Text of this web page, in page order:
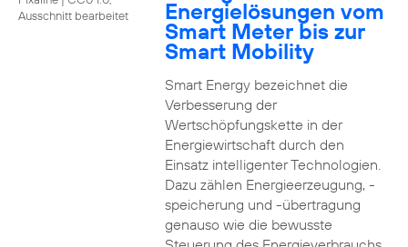
Ausschnitt bearbeitet
Energielösungen vom
Smart Meter bis zur
Smart Mobility
Smart Energy bezeichnet die
Verbesserung der
Wertschöpfungskette in der
Energiewirtschaft durch den
Einsatz intelligenter Technologien.
Dazu zählen Energieerzeugung, -
speicherung und -übertragung
genauso wie die bewusste